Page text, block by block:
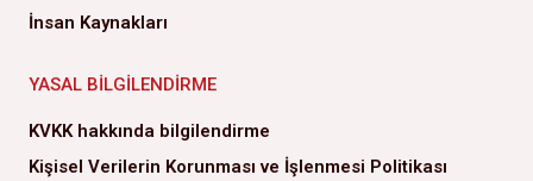
İnsan Kaynakları
YASAL BILGILENDIRME
KVKK hakkında bilgilendirme
Kişisel Verilerin Korunması ve İşlenmesi Politikası